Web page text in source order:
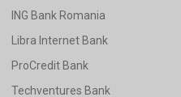
ING Bank Romania
Libra Internet Bank
ProCredit Bank
Techventures Bank